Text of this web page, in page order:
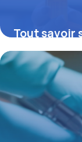
Tout savoir
pharmacie
actualités
19 juin 2026